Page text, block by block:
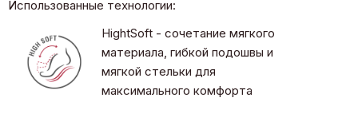
Использованные технологии:
HightSoft - сочетание мягкого
материала, гибкой подошвы и
мягкой стельки для
максимального комфорта